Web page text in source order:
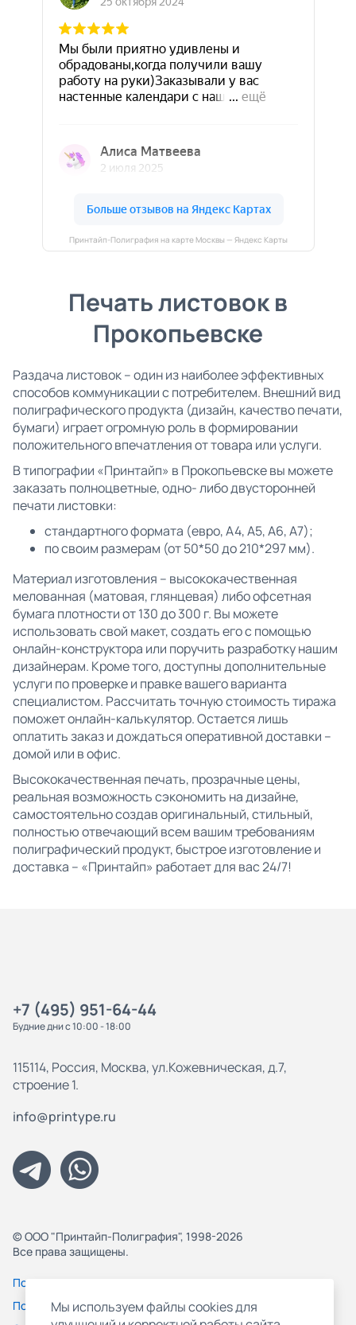
Принтайп-Полиграфия на карте Москвы — Яндекс Карты
Печать листовок в
Прокопьевске
Раздача листовок – один из наиболее эффективных
способов коммуникации с потребителем. Внешний вид
полиграфического продукта (дизайн, качество печати,
бумаги) играет огромную роль в формировании
положительного впечатления от товара или услуги.
В типографии «Принтайп» в Прокопьевске вы можете
заказать полноцветные, одно- либо двусторонней
печати листовки:
стандартного формата (евро, А4, А5, А6, А7);
по своим размерам (от 50*50 до 210*297 мм).
Материал изготовления – высококачественная
мелованная (матовая, глянцевая) либо офсетная
бумага плотности от 130 до 300 г. Вы можете
использовать свой макет, создать его с помощью
онлайн-конструктора или поручить разработку нашим
дизайнерам. Кроме того, доступны дополнительные
услуги по проверке и правке вашего варианта
специалистом. Рассчитать точную стоимость тиража
поможет онлайн-калькулятор. Остается лишь
оплатить заказ и дождаться оперативной доставки –
домой или в офис.
Высококачественная печать, прозрачные цены,
реальная возможность сэкономить на дизайне,
самостоятельно создав оригинальный, стильный,
полностью отвечающий всем вашим требованиям
полиграфический продукт, быстрое изготовление и
доставка – «Принтайп» работает для вас 24/7!
+7 (495) 951-64-44
Будние дни с 10:00 - 18:00
115114, Россия, Москва, ул.Кожевническая, д.7,
строение 1.
info@printype.ru
© ООО "Принтайп-Полиграфия", 1998-2026
Все права защищены.
Политика конфиденциальности
Пользовательское соглашение
Мы используем файлы cookies для